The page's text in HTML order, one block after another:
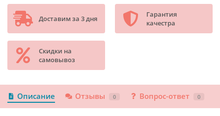
Доставим за 3 дня
Гарантия
качестра
Скидки на
самовывоз
Описание Отзывы 0 Вопрос-ответ 0